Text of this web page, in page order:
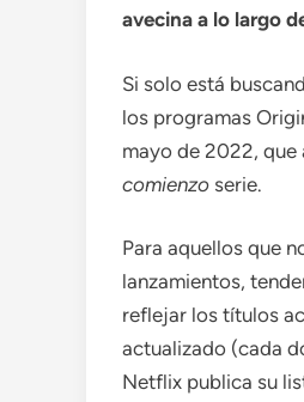
avecina a lo largo
Si solo está
los programas
mayo de 2022,
comienzo serie.
Para aquellos que
lanzamientos,
reflejar los títulos
actualizado (cada
Netflix publica su